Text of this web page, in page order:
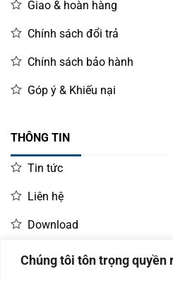
Chúng tôi tôn trọng quyền
Giao & hoàn hàng
Chính sách đổi trả
Chính sách bảo hành
Góp ý & Khiếu nại
THÔNG TIN
Tin tức
Liên hệ
Download
LIÊN HỆ MUA HÀNG